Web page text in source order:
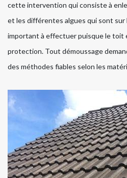
cette intervention qui consiste à
et les différentes algues qui sont
important à effectuer puisque le toit
protection. Tout démoussage
des méthodes fiables selon les